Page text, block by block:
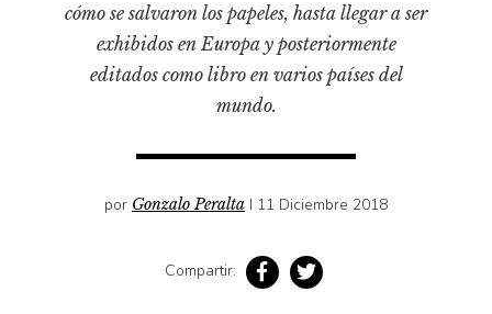
Medioambiente
Narrativas visuales
Personajes secundarios
cómo se salvaron los papeles, hasta llegar a ser
exhibidos en Europa y posteriormente
editados como libro en varios países del
mundo.
por Gonzalo Peralta I 11 Diciembre 2018
Compartir: